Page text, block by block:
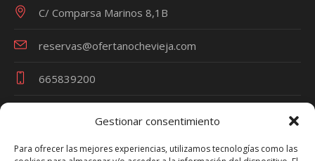
Gestionar consentimiento
Para ofrecer las mejores experiencias, utilizamos tecnologías como las
C/ Comparsa Marinos 8,1B
reservas@ofertanochevieja.com
665839200
Términos y Condiciones